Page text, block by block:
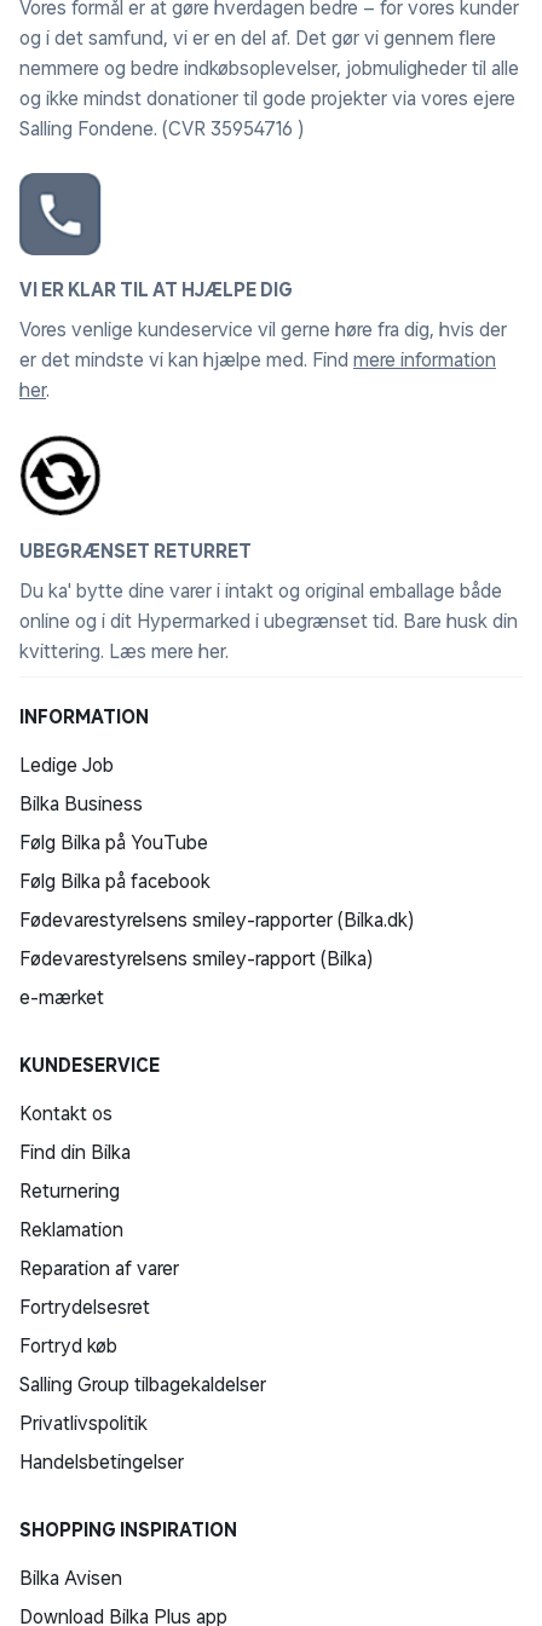
Crush, Mix, Puree, PowerMix, og Chop muligheder.
Vores formål er at gøre hverdagen bedre – for vores kunder
og i det samfund, vi er en del af. Det gør vi gennem flere
nemmere og bedre indkøbsoplevelser, jobmuligheder til alle
og ikke mindst donationer til gode projekter via vores ejere
Salling Fondene. (CVR 35954716 )
VI ER KLAR TIL AT HJÆLPE DIG
Vores venlige kundeservice vil gerne høre fra dig, hvis der
er det mindste vi kan hjælpe med. Find mere information
her.
UBEGRÆNSET RETURRET
Du ka' bytte dine varer i intakt og original emballage både
online og i dit Hypermarked i ubegrænset tid. Bare husk din
kvittering. Læs mere her.
INFORMATION
Ledige Job
Bilka Business
Følg Bilka på YouTube
Følg Bilka på facebook
Fødevarestyrelsens smiley-rapporter (Bilka.dk)
Fødevarestyrelsens smiley-rapport (Bilka)
e-mærket
KUNDESERVICE
Kontakt os
Find din Bilka
Returnering
Reklamation
Reparation af varer
Fortrydelsesret
Fortryd køb
Salling Group tilbagekaldelser
Privatlivspolitik
Handelsbetingelser
SHOPPING INSPIRATION
Bilka Avisen
Download Bilka Plus app